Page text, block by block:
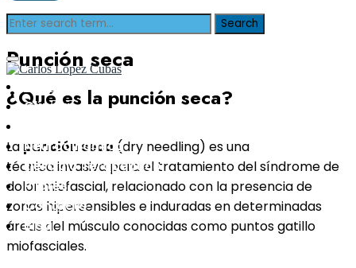
Inicio
Clínica
Neurodinámica
Ejercicio Terapéutico
Pilates
Contacto
Blog
Punción seca
¿Qué es la punción seca?
La punción seca (dry needling) es una
técnica invasiva para el tratamiento del síndrome de
dolor miofascial, relacionado con la presencia de
zonas hipersensibles e induradas en determinadas
áreas del músculo conocidas como puntos gatillo
miofasciales.